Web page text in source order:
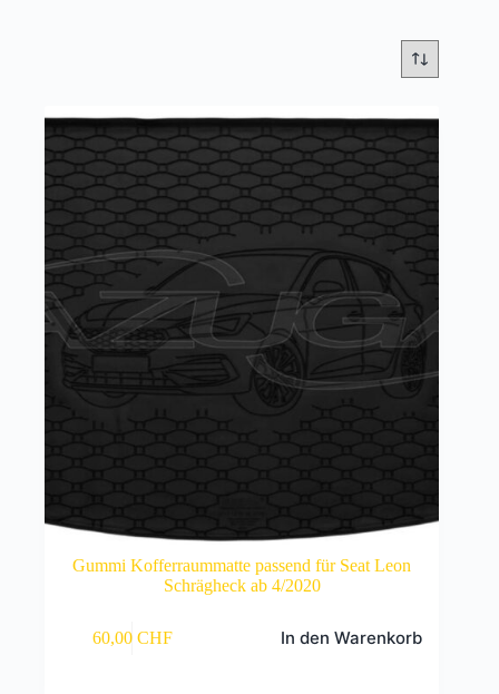
Gummi Kofferraummatte passend für Seat Leon
Schrägheck ab 4/2020
60,00 CHF In den Warenkorb